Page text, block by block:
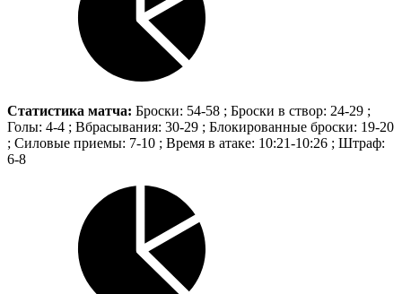
Статистика матча: Броски: 54-58 ; Броски в створ: 24-29 ;
Голы: 4-4 ; Вбрасывания: 30-29 ; Блокированные броски: 19-20
; Силовые приемы: 7-10 ; Время в атаке: 10:21-10:26 ; Штраф:
6-8